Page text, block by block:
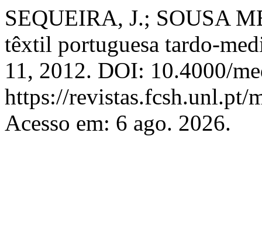
SEQUEIRA, J.; SOUSA
têxtil portuguesa tardo-
11, 2012. DOI: 10.4000/
https://revistas.fcsh.unl.pt/
Acesso em: 6 ago. 2026.